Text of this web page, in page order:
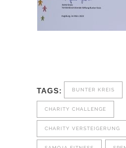
TAGS: BUNTER KREIS
CHARITY CHALLENGE
CHARITY VERSTEIGERUNG